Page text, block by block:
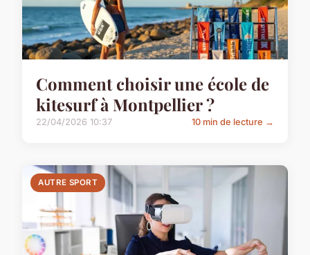
Comment choisir une école de
kitesurf à Montpellier ?
22/04/2026 10:37 10 min de lecture →
AUTRE SPORT